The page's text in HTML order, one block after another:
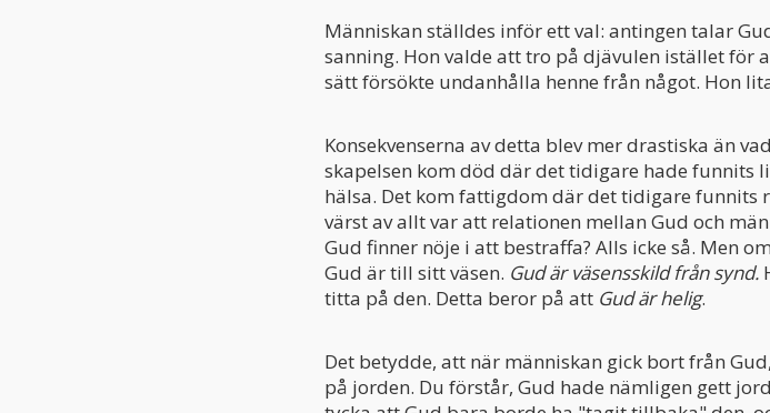
Människan ställdes inför ett val: antingen talar
sanning. Hon valde att tro på djävulen istället för
sätt försökte undanhålla henne från något. Hon
Konsekvenserna av detta blev mer drastiska än
skapelsen kom död där det tidigare hade funnits
hälsa. Det kom fattigdom där det tidigare funnits
värst av allt var att relationen mellan Gud och
Gud finner nöje i att bestraffa? Alls icke så. Men
Gud är till sitt väsen. Gud är väsensskild från synd.
titta på den. Detta beror på att Gud är helig.
Det betydde, att när människan gick bort från
på jorden. Du förstår, Gud hade nämligen gett